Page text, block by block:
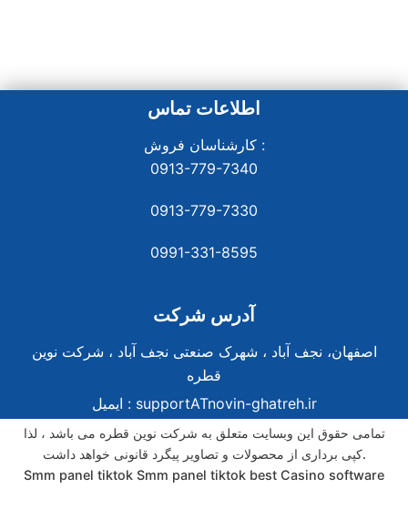
اطلاعات تماس
کارشناسان فروش :
0913-779-7340
0913-779-7330
0991-331-8595
آدرس شرکت
اصفهان، نجف آباد ، شهرک صنعتی نجف آباد ، شرکت نوین
قطره
ایمیل : supportATnovin-ghatreh.ir
تمامی حقوق این وبسایت متعلق به شرکت نوین قطره می باشد ، لذا
کپی برداری از محصولات و تصاویر پیگرد قانونی خواهد داشت.
Smm panel tiktok Smm panel tiktok best Casino software